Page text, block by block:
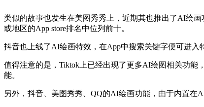
类似的故事也发生在美图秀秀上，近期其也推出了AI绘
或地区的App store排名中位列前十。
抖音也上线了AI绘画特效，在App中搜索关键字便可进入
值得注意的是，Tiktok上已经出现了更多AI绘图相关功能
能。
另外，抖音、美图秀秀、QQ的AI绘画功能，由于内置在